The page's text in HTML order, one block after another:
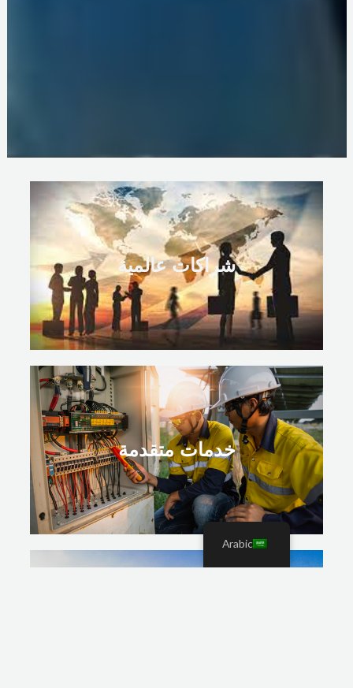
شراكات عالمية
خدمات متقدمة
Arabic